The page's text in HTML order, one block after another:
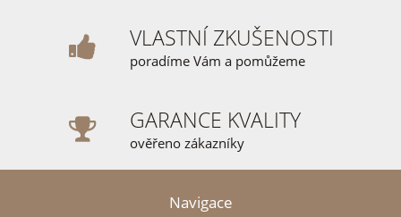
VLASTNÍ ZKUŠENOSTI
poradíme Vám a pomůžeme
GARANCE KVALITY
ověřeno zákazníky
Navigace